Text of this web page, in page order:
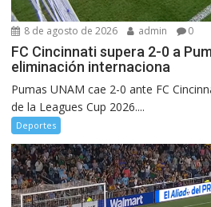
8 de agosto de 2026 admin 0
FC Cincinnati supera 2-0 a
eliminación internaciona
Pumas UNAM cae 2-0 ante FC
de la Leagues Cup 2026....
Deportes